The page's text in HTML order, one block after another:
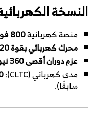
النسخة
منصة كهربائية800 فولت
محرك كهربائي بقوة 220 كيلوواط (تعادل 299 حصان)
عزم دوران أقصى 360 نيوتن.متر
مدى كهربائي (CLTC):
سابقًا).